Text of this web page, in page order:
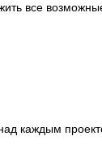
все
каждым